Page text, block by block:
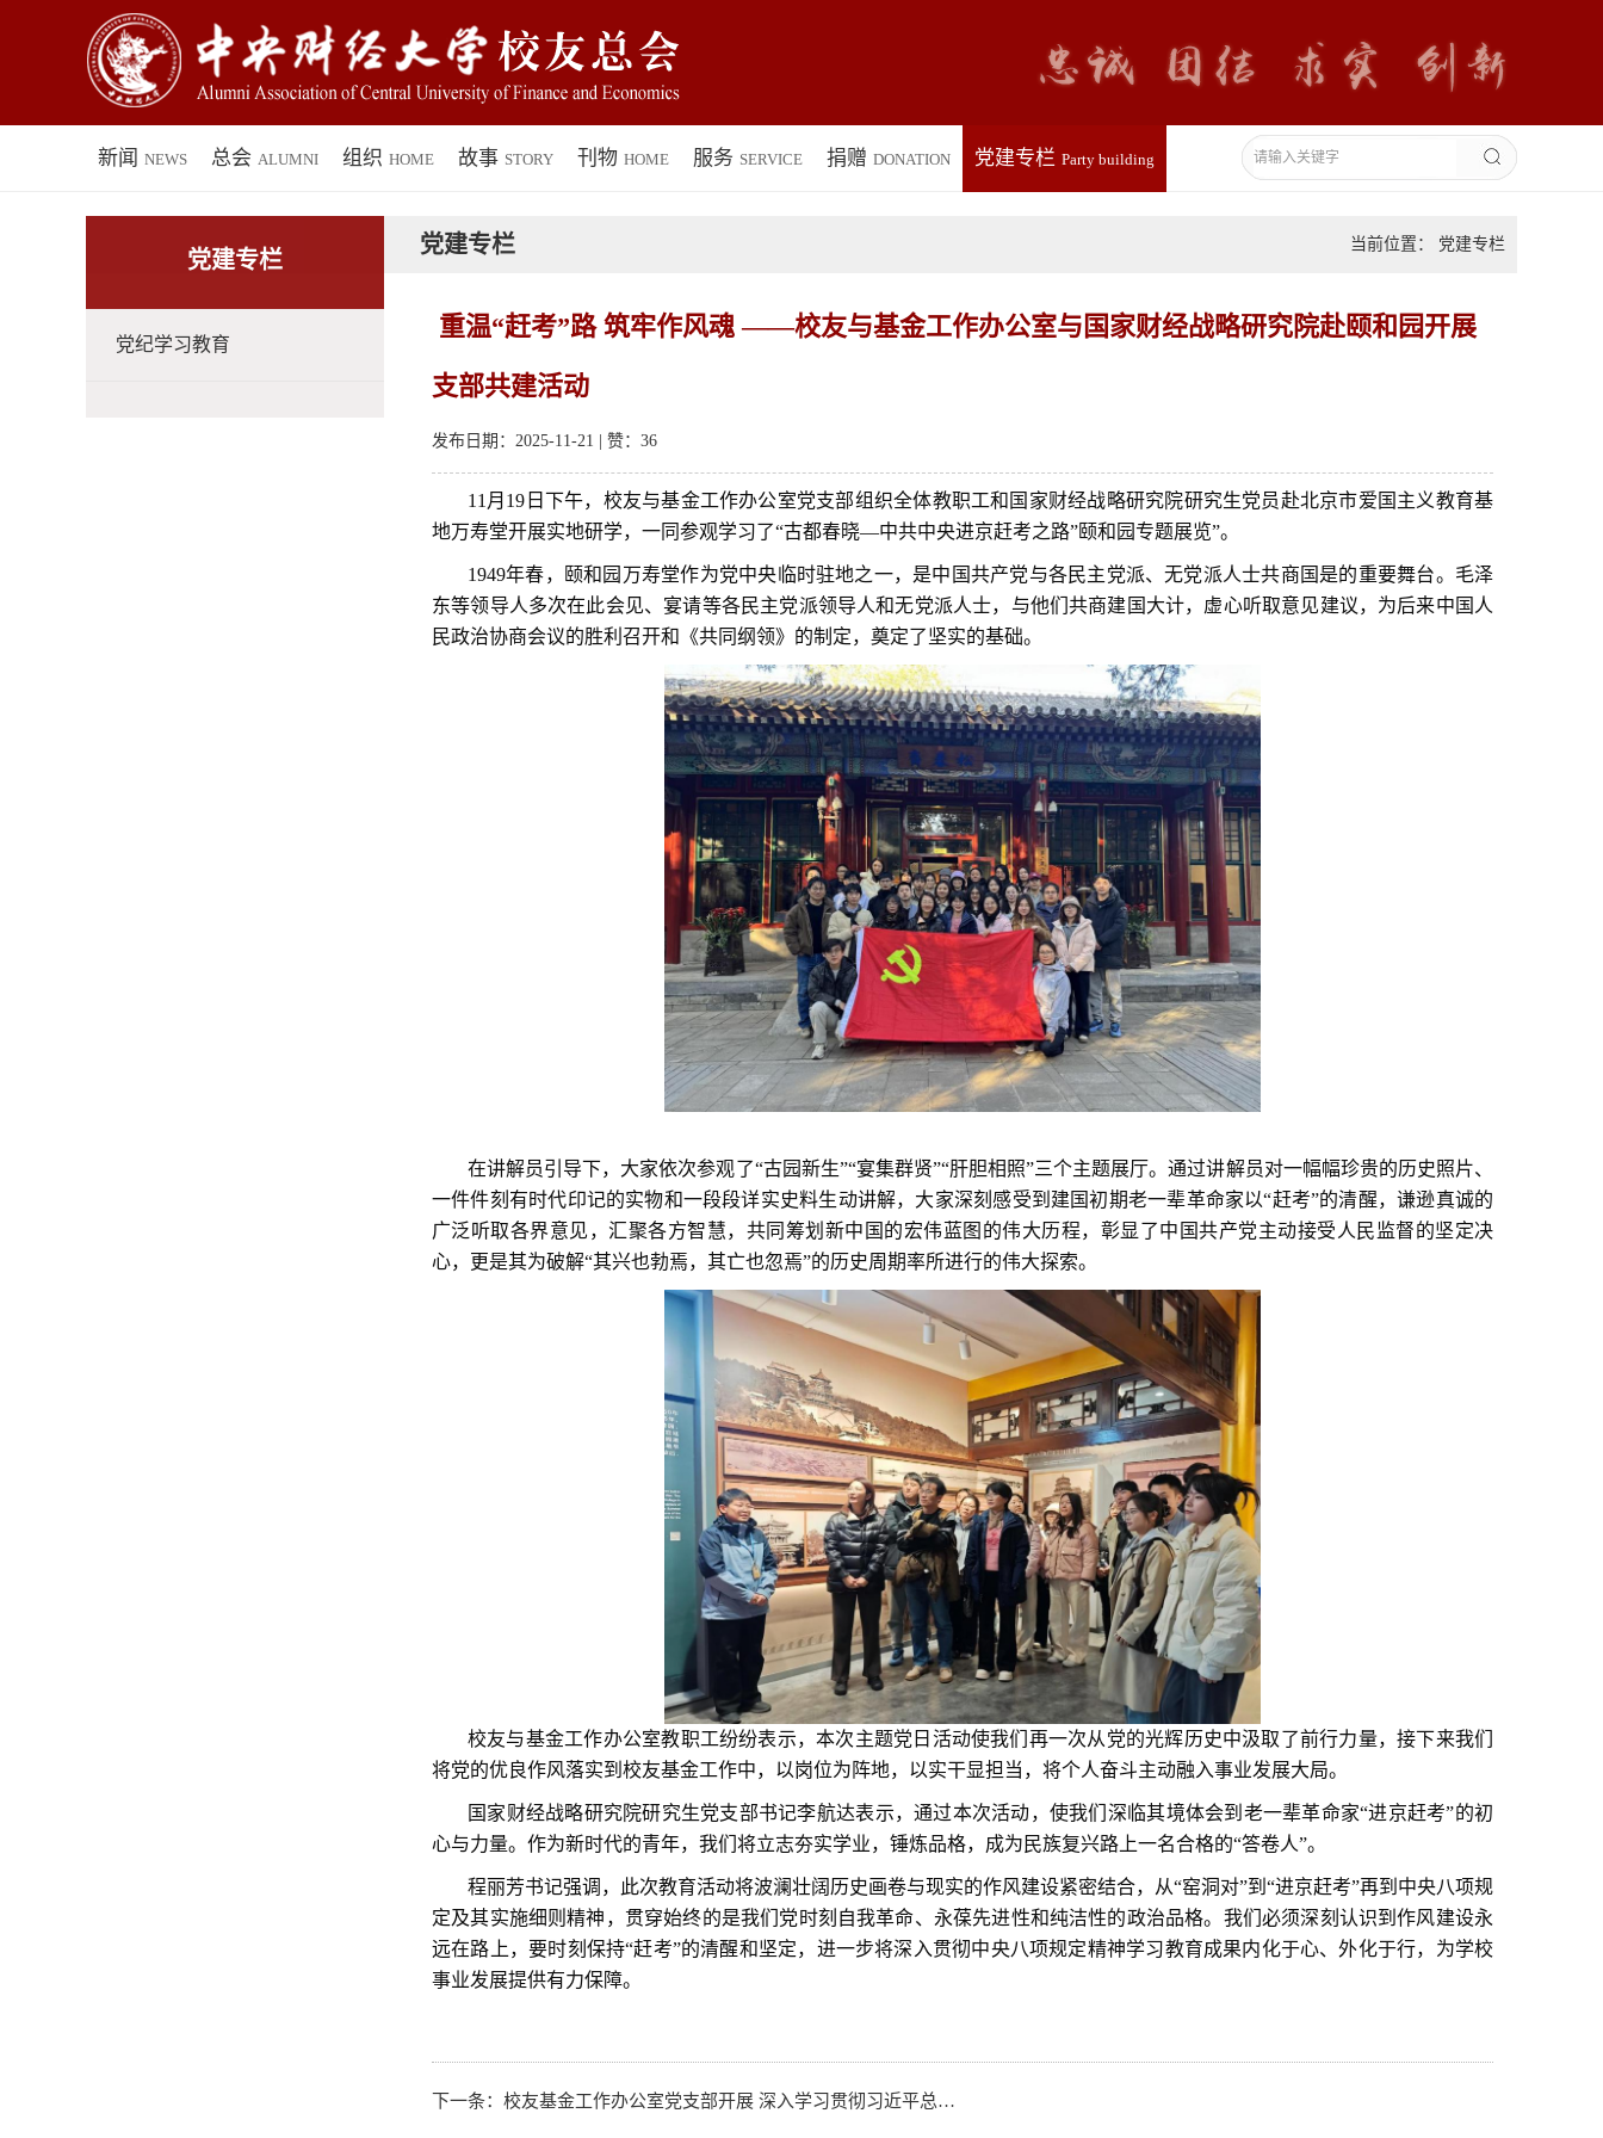
新闻 NEWS 总会 ALUMNI 组织 HOME 故事 STORY 刊物 HOME 服务 SERVICE 捐赠 DONATION 党建专栏 Party building
党建专栏
党纪学习教育
党建专栏 当前位置： 党建专栏
重温“赶考”路 筑牢作风魂 ——校友与基金工作办公室与国家财经战略研究院赴颐和园开展
支部共建活动
发布日期：2025-11-21 | 赞： 36
11月19日下午，校友与基金工作办公室党支部组织全体教职工和国家财经战略研究院研究生党员赴北京市爱国主义教育基
地万寿堂开展实地研学，一同参观学习了“古都春晓—中共中央进京赶考之路”颐和园专题展览”。
1949年春，颐和园万寿堂作为党中央临时驻地之一，是中国共产党与各民主党派、无党派人士共商国是的重要舞台。毛泽
东等领导人多次在此会见、宴请等各民主党派领导人和无党派人士，与他们共商建国大计，虚心听取意见建议，为后来中国人
民政治协商会议的胜利召开和《共同纲领》的制定，奠定了坚实的基础。
在讲解员引导下，大家依次参观了“古园新生”“宴集群贤”“肝胆相照”三个主题展厅。通过讲解员对一幅幅珍贵的历史照片、
一件件刻有时代印记的实物和一段段详实史料生动讲解，大家深刻感受到建国初期老一辈革命家以“赶考”的清醒，谦逊真诚的
广泛听取各界意见，汇聚各方智慧，共同筹划新中国的宏伟蓝图的伟大历程，彰显了中国共产党主动接受人民监督的坚定决
心，更是其为破解“其兴也勃焉，其亡也忽焉”的历史周期率所进行的伟大探索。
校友与基金工作办公室教职工纷纷表示，本次主题党日活动使我们再一次从党的光辉历史中汲取了前行力量，接下来我们
将党的优良作风落实到校友基金工作中，以岗位为阵地，以实干显担当，将个人奋斗主动融入事业发展大局。
国家财经战略研究院研究生党支部书记李航达表示，通过本次活动，使我们深临其境体会到老一辈革命家“进京赶考”的初
心与力量。作为新时代的青年，我们将立志夯实学业，锤炼品格，成为民族复兴路上一名合格的“答卷人”。
程丽芳书记强调，此次教育活动将波澜壮阔历史画卷与现实的作风建设紧密结合，从“窑洞对”到“进京赶考”再到中央八项规
定及其实施细则精神，贯穿始终的是我们党时刻自我革命、永葆先进性和纯洁性的政治品格。我们必须深刻认识到作风建设永
远在路上，要时刻保持“赶考”的清醒和坚定，进一步将深入贯彻中央八项规定精神学习教育成果内化于心、外化于行，为学校
事业发展提供有力保障。
下一条： 校友基金工作办公室党支部开展 深入学习贯彻习近平总书记关于党性的重要论述专题学习